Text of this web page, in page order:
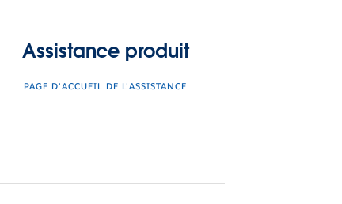
Assistance produit
PAGE D'ACCUEIL DE L'ASSISTANCE